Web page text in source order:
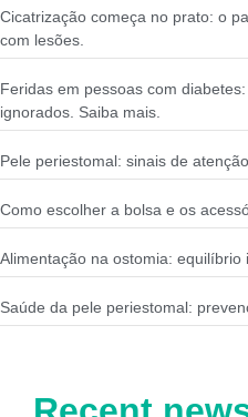
Cicatrização começa no prato: o
com lesões.
Feridas em pessoas com
ignorados. Saiba mais.
Pele periestomal: sinais de
Como escolher a bolsa e os
Alimentação na ostomia: equilíbrio
Saúde da pele periestomal: